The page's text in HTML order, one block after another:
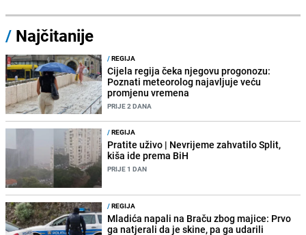
/ Najčitanije
/REGIJA
Cijela regija čeka njegovu progonozu:
Poznati meteorolog najavljuje veću
promjenu vremena
PRIJE 2 DANA
/REGIJA
Pratite uživo | Nevrijeme zahvatilo Split,
kiša ide prema BiH
PRIJE 1 DAN
/REGIJA
Mladića napali na Braču zbog majice: Prvo
ga natjerali da je skine, pa ga udarili